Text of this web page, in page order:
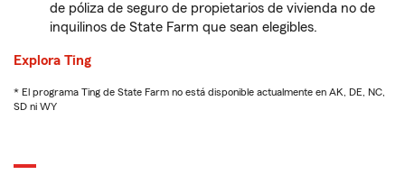
de póliza de seguro de propietarios de vivienda no de
inquilinos de State Farm que sean elegibles.
Explora Ting
* El programa Ting de State Farm no está disponible actualmente en AK, DE, NC,
SD ni WY